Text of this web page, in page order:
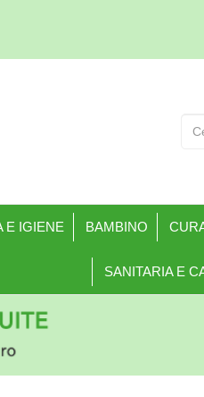
E IGIENE BAMBINO
SANITARIA E